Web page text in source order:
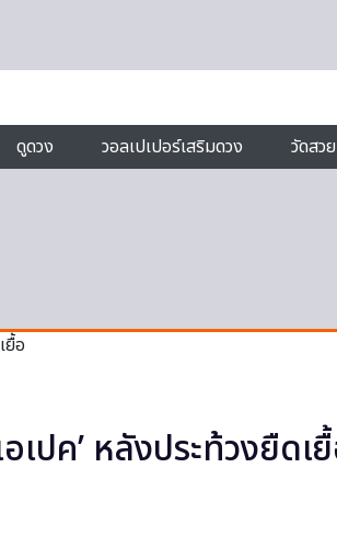
ดูดวง วอลเปเปอร์เสริมดวง วัดสวย
เปค’ หลังประท้วงยืดเ